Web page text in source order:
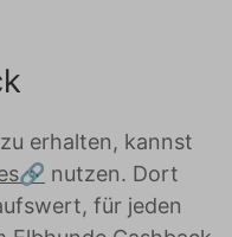
erhalten, kannst
nutzen. Dort
für jeden